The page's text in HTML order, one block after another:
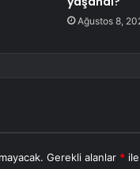
Ağustos 8,
Gerekli alanlar *